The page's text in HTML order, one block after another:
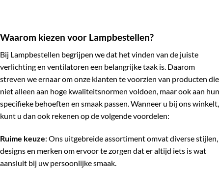
Waarom kiezen voor Lampbestellen?
Bij Lampbestellen begrijpen we dat het vinden van de juiste
verlichting en ventilatoren een belangrijke taak is. Daarom
streven we ernaar om onze klanten te voorzien van producten die
niet alleen aan hoge kwaliteitsnormen voldoen, maar ook aan hun
specifieke behoeften en smaak passen. Wanneer u bij ons winkelt,
kunt u dan ook rekenen op de volgende voordelen:
Ruime keuze: Ons uitgebreide assortiment omvat diverse stijlen,
designs en merken om ervoor te zorgen dat er altijd iets is wat
aansluit bij uw persoonlijke smaak.